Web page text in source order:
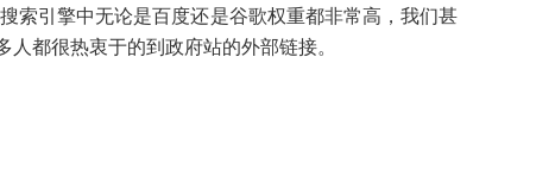
索引擎中无论是百度还是谷歌权重都非常高，我们甚
都很热衷于的到政府站的外部链接。